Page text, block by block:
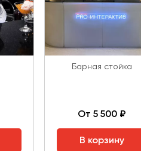
Барная стойка
От 5 500 ₽
В корзину